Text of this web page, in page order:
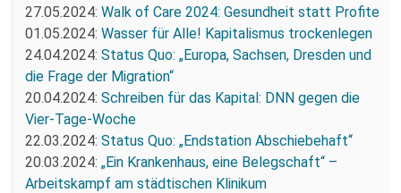
27.05.2024: Walk of Care 2024: Gesundheit statt Profite
01.05.2024: Wasser für Alle! Kapitalismus trockenlegen
24.04.2024: Status Quo: „Europa, Sachsen, Dresden und
die Frage der Migration“
20.04.2024: Schreiben für das Kapital: DNN gegen die
Vier-Tage-Woche
22.03.2024: Status Quo: „Endstation Abschiebehaft“
20.03.2024: „Ein Krankenhaus, eine Belegschaft“ –
Arbeitskampf am städtischen Klinikum